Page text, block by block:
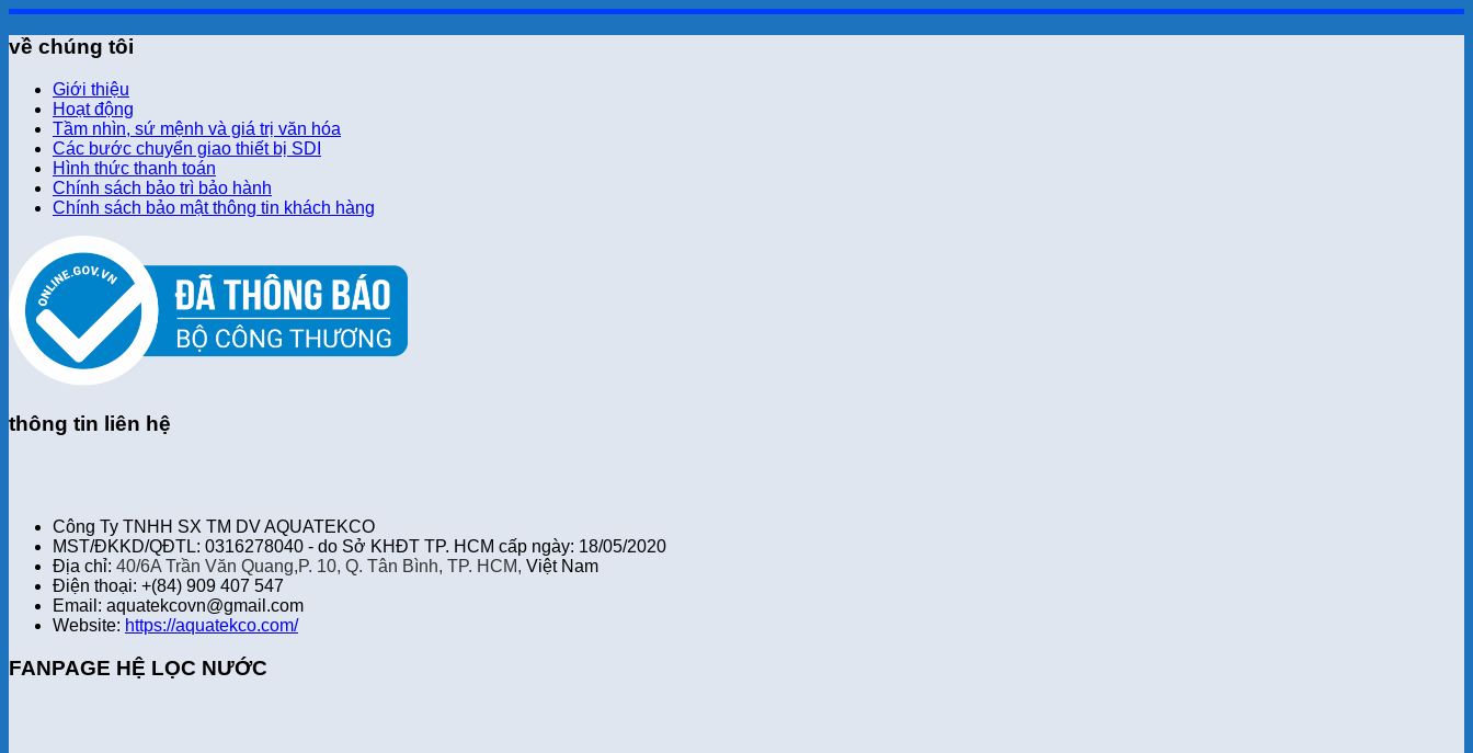
về chúng tôi
Giới thiệu
Hoạt động
Tầm nhìn, sứ mệnh và giá trị văn hóa
Các bước chuyển giao thiết bị SDI
Hình thức thanh toán
Chính sách bảo trì bảo hành
Chính sách bảo mật thông tin khách hàng
thông tin liên hệ
Công Ty TNHH SX TM DV AQUATEKCO
MST/ĐKKD/QĐTL: 0316278040 - do Sở KHĐT TP. HCM cấp ngày: 18/05/2020
Địa chỉ: 40/6A Trần Văn Quang,P. 10, Q. Tân Bình, TP. HCM, Việt Nam
Điện thoại: +(84) 909 407 547
Email: aquatekcovn@gmail.com
Website: https://aquatekco.com/
FANPAGE HỆ LỌC NƯỚC